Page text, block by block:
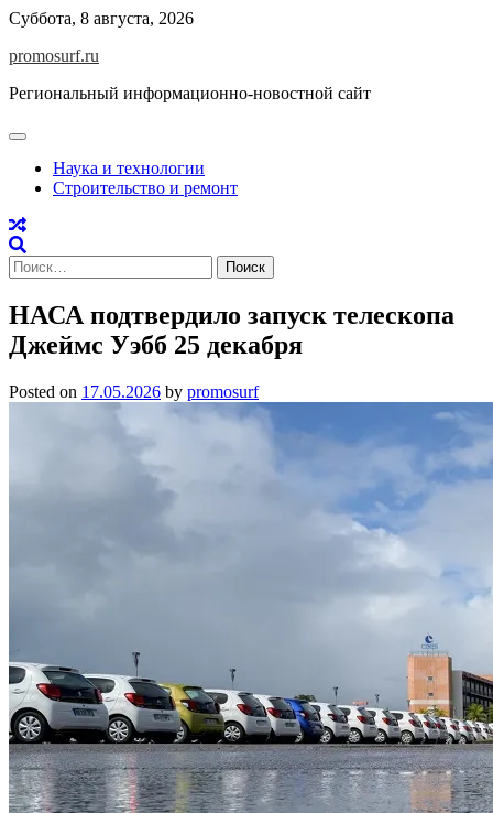
Skip
content
Суббота, 8 августа, 2026
promosurf.ru
Региональный информационно-новостной сайт
Наука и технологии
Строительство и ремонт
Найти:
НАСА подтвердило запуск телескопа
Джеймс Уэбб 25 декабря
Posted on 17.05.2026 by promosurf